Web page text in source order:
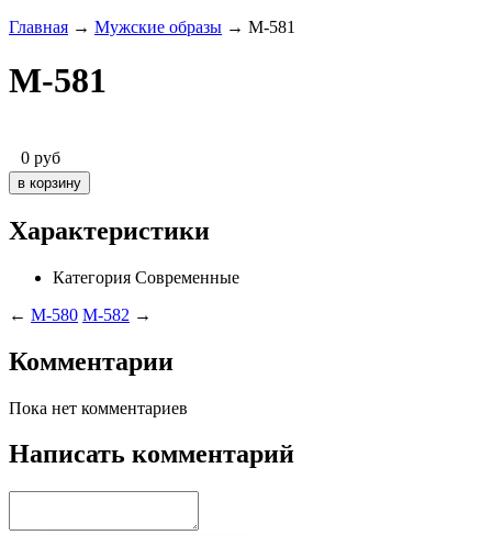
Главная → Мужские образы → M-581
M-581
0 руб
Характеристики
Категория Современные
← M-580 M-582 →
Комментарии
Пока нет комментариев
Написать комментарий